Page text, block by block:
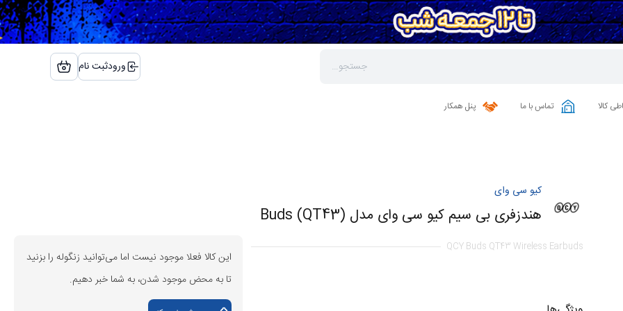
ورودثبت نام
کالا تماس با ما پنل همکار
کیو سی وای
هندزفری بی سیم کیو سی وای مدل (Buds (QT43
QCY Buds QT43 Wireless Earbuds
این کالا فعلا موجود نیست اما می‌توانید زنگوله را بزنید
تا به محض موجود شدن، به شما خبر دهیم.